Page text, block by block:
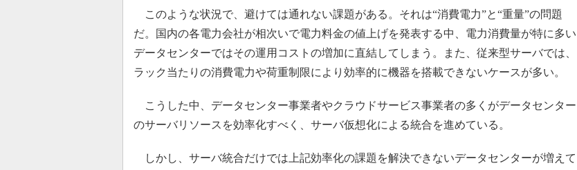
このような状況で、避けては通れない課題がある。それは“消費電力”と“重量”の問題
だ。国内の各電力会社が相次いで電力料金の値上げを発表する中、電力消費量が特に多い
データセンターではその運用コストの増加に直結してしまう。また、従来型サーバでは、
ラック当たりの消費電力や荷重制限により効率的に機器を搭載できないケースが多い。
こうした中、データセンター事業者やクラウドサービス事業者の多くがデータセンター
のサーバリソースを効率化すべく、サーバ仮想化による統合を進めている。
しかし、サーバ統合だけでは上記効率化の課題を解決できないデータセンターが増えて